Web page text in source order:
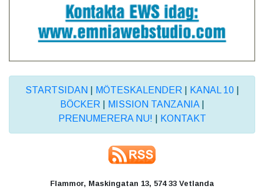
STARTSIDAN MÖTESKALENDER| KANAL 10|
BÖCKER| MISSION TANZANIA|
PRENUMERERA NU!
KONTAKT
Flammor, Maskingatan 13, 574 33 Vetlanda